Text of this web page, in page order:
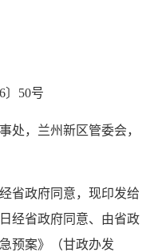
〕50号
处，兰州新区管委会，
省政府同意，现印发给
经省政府同意、由省政
预案》（甘政办发